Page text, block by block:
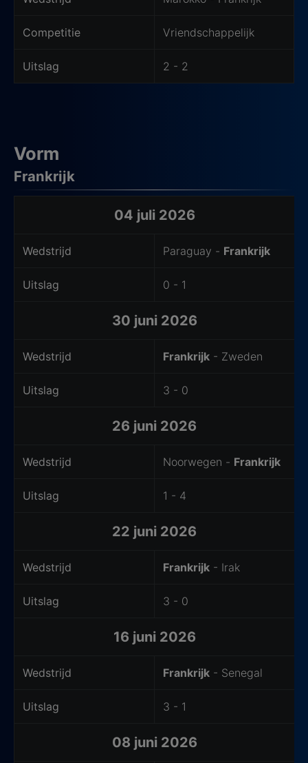
Competitie Vriendschappelijk
Uitslag 2 - 2
Vorm
Frankrijk
04 juli 2026
Wedstrijd Paraguay - Frankrijk
Uitslag 0 - 1
30 juni 2026
Wedstrijd Frankrijk - Zweden
Uitslag 3 - 0
26 juni 2026
Wedstrijd Noorwegen - Frankrijk
Uitslag 1 - 4
22 juni 2026
Wedstrijd Frankrijk - Irak
Uitslag 3 - 0
16 juni 2026
Wedstrijd Frankrijk - Senegal
Uitslag 3 - 1
08 juni 2026